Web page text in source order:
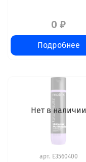
0 ₽
Подробнее
Нет в наличии
арт. E3560400